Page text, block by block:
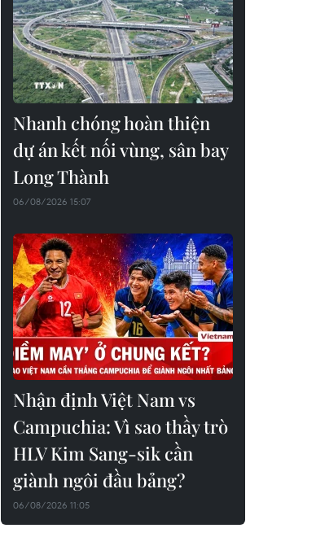
Nhanh chóng hoàn thiện
dự án kết nối vùng, sân bay
Long Thành
06/08/2026 15:07
Nhận định Việt Nam vs
Campuchia: Vì sao thầy trò
HLV Kim Sang-sik cần
giành ngôi đầu bảng?
06/08/2026 11:05